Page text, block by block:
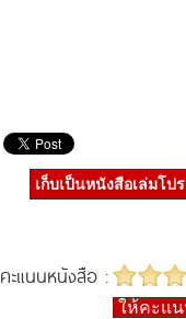
เก็บเป็นหนังสือเล่มโป
คะแนนหนังสือ :
ให้คะแ